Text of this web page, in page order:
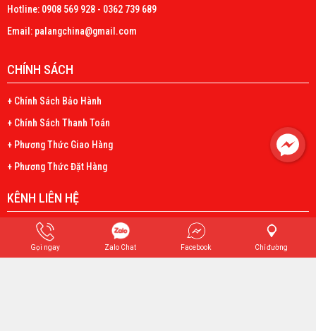
Hotline: 0908 569 928 - 0362 739 689
Email: palangchina@gmail.com
CHÍNH SÁCH
+ Chính Sách Bảo Hành
+ Chính Sách Thanh Toán
+ Phương Thức Giao Hàng
+ Phương Thức Đặt Hàng
KÊNH LIÊN HỆ
Facebook Tiktok
Gọi ngay Zalo Chat Facebook Chỉ đường